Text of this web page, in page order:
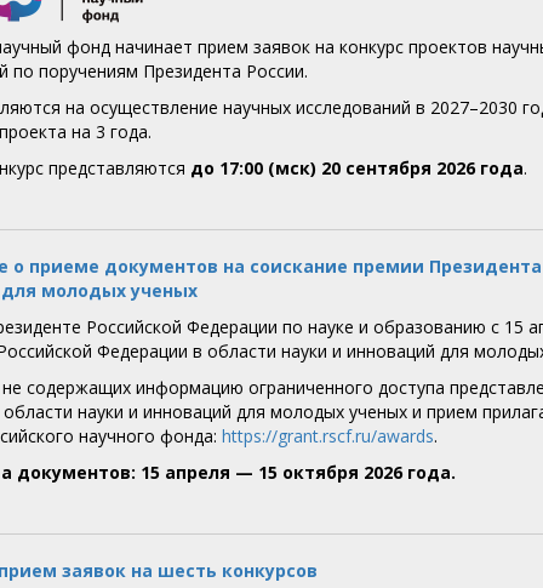
фонд начинает прием заявок на конкурс проектов
по поручениям Президента России.
на осуществление научных исследований в 2027–2030
на 3 года.
представляются до 17:00 (мск) 20 сентября 2026 года.
о приеме документов на соискание премии
молодых ученых
Российской Федерации по науке и образованию с 15
Федерации в области науки и инноваций для
содержащих информацию ограниченного доступа
науки и инноваций для молодых ученых и прием
научного фонда: https://grant.rscf.ru/awards.
документов: 15 апреля — 15 октября 2026 года.
заявок на шесть конкурсов